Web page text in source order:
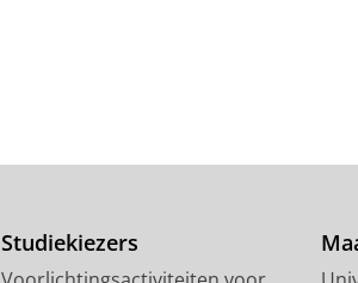
Studiekiezers